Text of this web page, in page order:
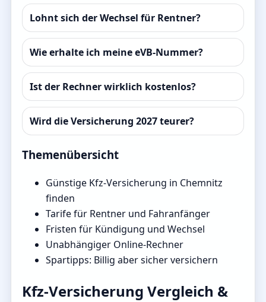
Lohnt sich der Wechsel für Rentner?
Wie erhalte ich meine eVB-Nummer?
Ist der Rechner wirklich kostenlos?
Wird die Versicherung 2027 teurer?
Themenübersicht
Günstige Kfz-Versicherung in Chemnitz
finden
Tarife für Rentner und Fahranfänger
Fristen für Kündigung und Wechsel
Unabhängiger Online-Rechner
Spartipps: Billig aber sicher versichern
Kfz-Versicherung Vergleich &